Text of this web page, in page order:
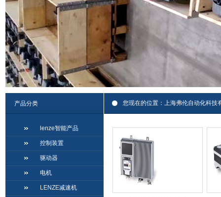
您现在的位置： 上海弗伦自动化科技
产品分类
lenze智能产品
控制装置
驱动器
电机
LENZE减速机